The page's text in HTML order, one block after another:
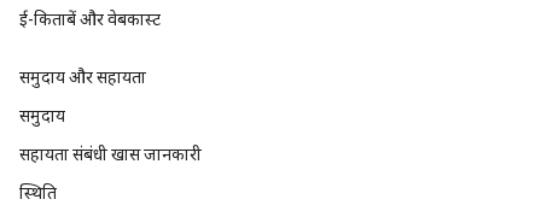
ई-किताबें और वेबकास्ट
समुदाय और सहायता
समुदाय
सहायता संबंधी खास जानकारी
स्थिति